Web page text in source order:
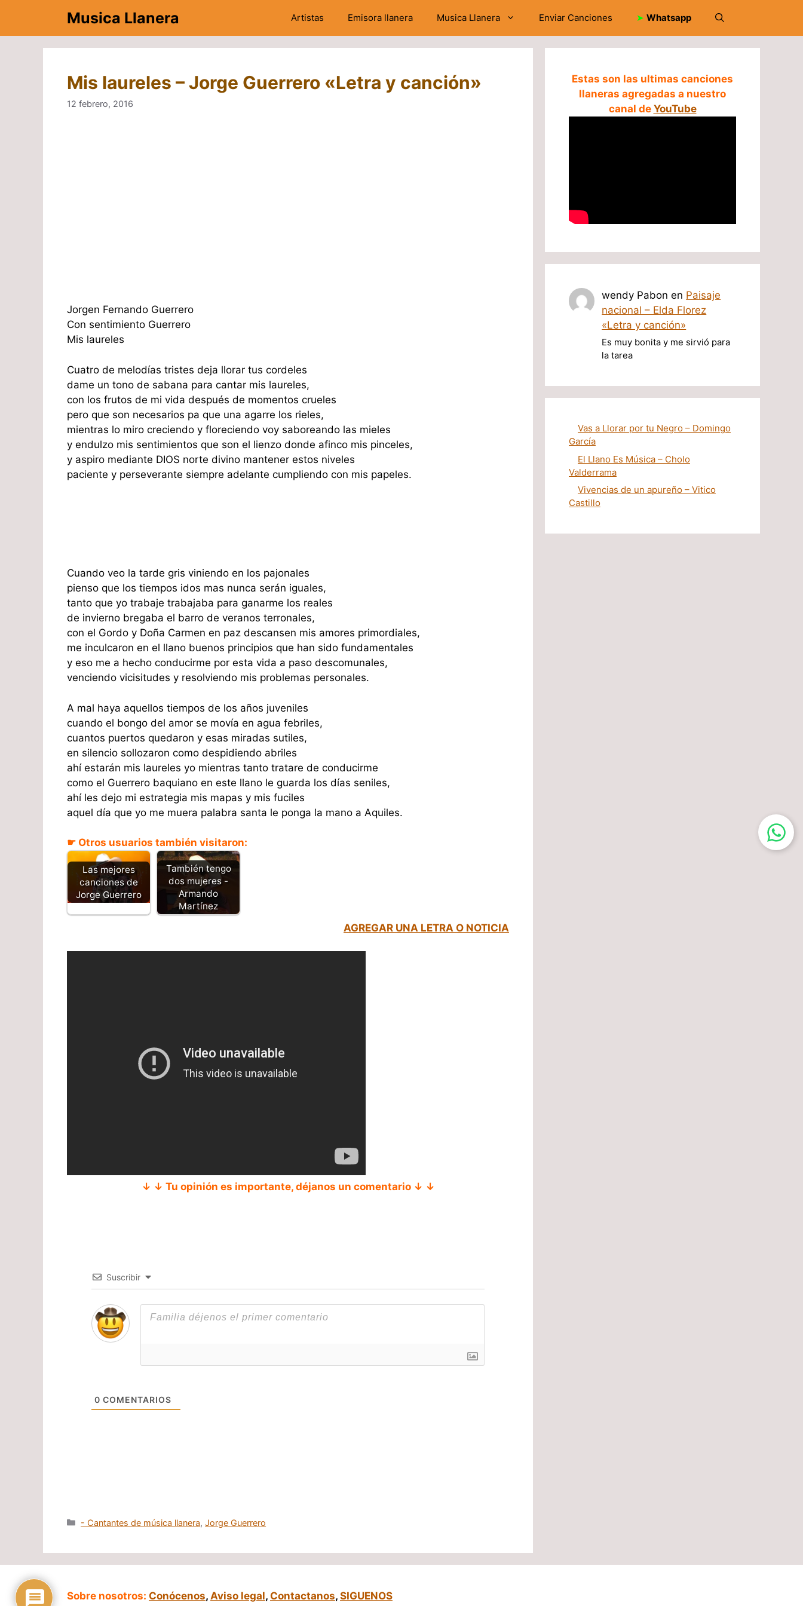
contenido
Musica Llanera Artistas Emisora llanera Musica Llanera Enviar Canciones ➤ Whatsapp
Mis laureles – Jorge Guerrero «Letra y canción»
12 febrero, 2016
Jorgen Fernando Guerrero
Con sentimiento Guerrero
Mis laureles
Cuatro de melodías tristes deja llorar tus cordeles
dame un tono de sabana para cantar mis laureles,
con los frutos de mi vida después de momentos crueles
pero que son necesarios pa que una agarre los rieles,
mientras lo miro creciendo y floreciendo voy saboreando las mieles
y endulzo mis sentimientos que son el lienzo donde afinco mis pinceles,
y aspiro mediante DIOS norte divino mantener estos niveles
paciente y perseverante siempre adelante cumpliendo con mis papeles.
Cuando veo la tarde gris viniendo en los pajonales
pienso que los tiempos idos mas nunca serán iguales,
tanto que yo trabaje trabajaba para ganarme los reales
de invierno bregaba el barro de veranos terronales,
con el Gordo y Doña Carmen en paz descansen mis amores primordiales,
me inculcaron en el llano buenos principios que han sido fundamentales
y eso me a hecho conducirme por esta vida a paso descomunales,
venciendo vicisitudes y resolviendo mis problemas personales.
A mal haya aquellos tiempos de los años juveniles
cuando el bongo del amor se movía en agua febriles,
cuantos puertos quedaron y esas miradas sutiles,
en silencio sollozaron como despidiendo abriles
ahí estarán mis laureles yo mientras tanto tratare de conducirme
como el Guerrero baquiano en este llano le guarda los días seniles,
ahí les dejo mi estrategia mis mapas y mis fuciles
aquel día que yo me muera palabra santa le ponga la mano a Aquiles.
☛ Otros usuarios también visitaron:
Las mejores
canciones de
Jorge Guerrero
También tengo
dos mujeres -
Armando
Martínez
AGREGAR UNA LETRA O NOTICIA
↓ ↓ Tu opinión es importante, déjanos un comentario ↓ ↓
Suscribir
0 COMENTARIOS
Categorías
- Cantantes de música llanera,Jorge Guerrero
Estas son las ultimas canciones
llaneras agregadas a nuestro
canal de YouTube
wendy Pabon en Paisaje
nacional – Elda Florez
«Letra y canción»
Es muy bonita y me sirvió para
la tarea
Vas a Llorar por tu Negro – Domingo
García
El Llano Es Música – Cholo
Valderrama
Vivencias de un apureño – Vitico
Castillo
Sobre nosotros: Conócenos, Aviso legal, Contactanos, SIGUENOS